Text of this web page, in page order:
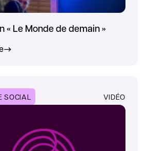
« Le Monde de demain »
SOCIAL VIDÉO